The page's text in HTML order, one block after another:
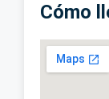
Cómo